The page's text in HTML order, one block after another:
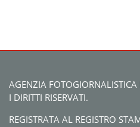
AGENZIA
I DIRITTI RISERVATI.
REGISTRATA AL REGISTRO